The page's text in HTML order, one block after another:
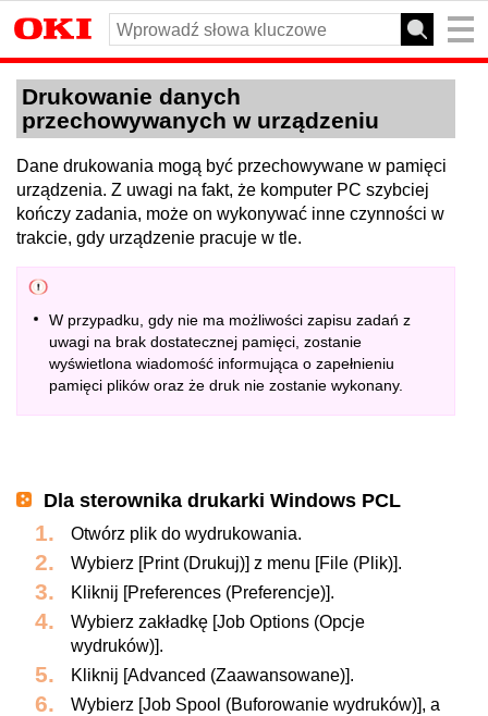
Drukowanie danych
przechowywanych w urządzeniu
Dane drukowania mogą być przechowywane w pamięci
urządzenia. Z uwagi na fakt, że komputer PC szybciej
kończy zadania, może on wykonywać inne czynności w
trakcie, gdy urządzenie pracuje w tle.
W przypadku, gdy nie ma możliwości zapisu zadań z
uwagi na brak dostatecznej pamięci, zostanie
wyświetlona wiadomość informująca o zapełnieniu
pamięci plików oraz że druk nie zostanie wykonany.
Dla sterownika drukarki Windows PCL
Otwórz plik do wydrukowania.
Wybierz [Print (Drukuj)] z menu [File (Plik)].
Kliknij [Preferences (Preferencje)].
Wybierz zakładkę [Job Options (Opcje
wydruków)].
Kliknij [Advanced (Zaawansowane)].
Wybierz [Job Spool (Buforowanie wydruków)], a